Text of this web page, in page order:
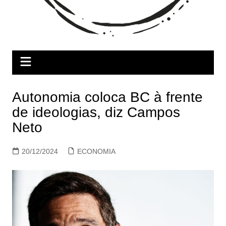
Autonomia coloca BC à frente
de ideologias, diz Campos
Neto
20/12/2024 ECONOMIA